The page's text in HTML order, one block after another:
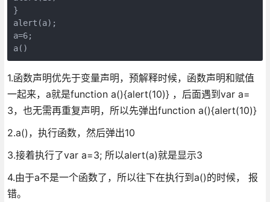
}
alert(a);
a=6;
a()
1.函数声明优先于变量声明，预解释时候，函数声明和赋值
一起来，a就是function a(){alert(10)} ，后面遇到var a=
3，也无需再重复声明，所以先弹出function a(){alert(10)}
2.a()，执行函数，然后弹出10
3.接着执行了var a=3; 所以alert(a)就是显示3
4.由于a不是一个函数了，所以往下在执行到a()的时候， 报
错。